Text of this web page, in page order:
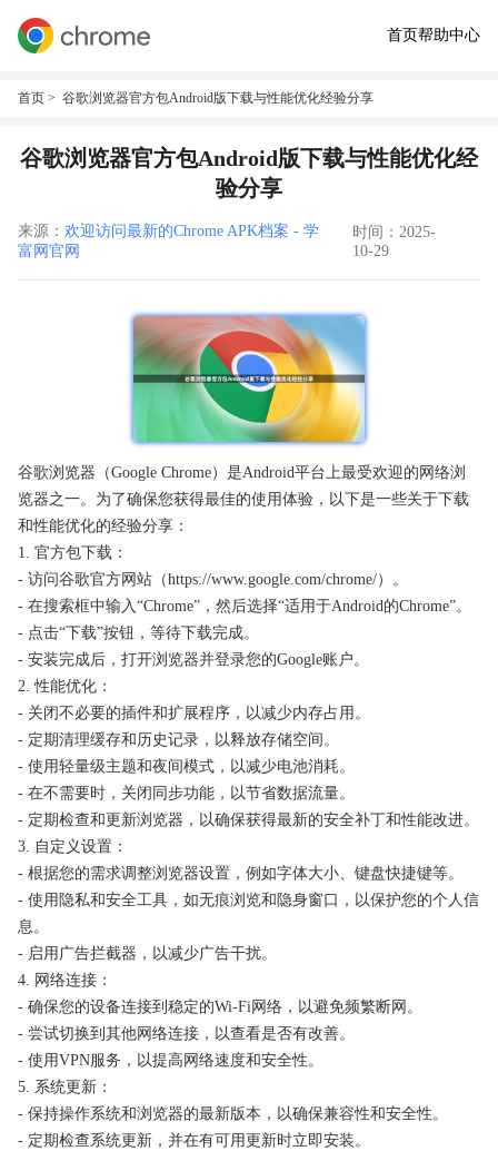
首页帮助中心
首页 > 谷歌浏览器官方包Android版下载与性能优化经验分享
谷歌浏览器官方包Android版下载与性能优化经
验分享
来源： 欢迎访问最新的Chrome APK档案 - 学
富网官网
时间：2025-
10-29
谷歌浏览器（Google Chrome）是Android平台上最受欢迎的网络浏
览器之一。为了确保您获得最佳的使用体验，以下是一些关于下载
和性能优化的经验分享：
1. 官方包下载：
- 访问谷歌官方网站（https://www.google.com/chrome/）。
- 在搜索框中输入“Chrome”，然后选择“适用于Android的Chrome”。
- 点击“下载”按钮，等待下载完成。
- 安装完成后，打开浏览器并登录您的Google账户。
2. 性能优化：
- 关闭不必要的插件和扩展程序，以减少内存占用。
- 定期清理缓存和历史记录，以释放存储空间。
- 使用轻量级主题和夜间模式，以减少电池消耗。
- 在不需要时，关闭同步功能，以节省数据流量。
- 定期检查和更新浏览器，以确保获得最新的安全补丁和性能改进。
3. 自定义设置：
- 根据您的需求调整浏览器设置，例如字体大小、键盘快捷键等。
- 使用隐私和安全工具，如无痕浏览和隐身窗口，以保护您的个人信
息。
- 启用广告拦截器，以减少广告干扰。
4. 网络连接：
- 确保您的设备连接到稳定的Wi-Fi网络，以避免频繁断网。
- 尝试切换到其他网络连接，以查看是否有改善。
- 使用VPN服务，以提高网络速度和安全性。
5. 系统更新：
- 保持操作系统和浏览器的最新版本，以确保兼容性和安全性。
- 定期检查系统更新，并在有可用更新时立即安装。